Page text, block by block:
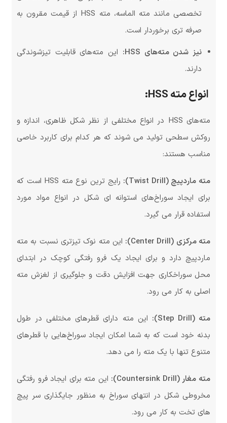
تخصصی مانند مته الماسه، مته HSS از قیمت مقرون به
صرفه تری برخوردار است.
نیز شدن مته‌های HSS:
این مته‌های قابلیت تیزشوندگی
دارند.
انواع مته HSS:
مته‌های HSS در انواع مختلفی از نظر شکل ظاهری، اندازه و
روکش سطحی تولید می شوند که هر کدام برای کاربرد خاصی
مناسب هستند:
مته ماردپیچ (Twist Drill):
رایج ترین نوع مته HSS است که
برای ایجاد سوراخ‌های استوانه ای شکل در انواع مواد مورد
استفاده قرار می گیرد.
مته مرکزی (Center Drill):
این مته نوک تیزتری نسبت به مته
ماردپیچ دارد و برای ایجاد یک فرو رفتگی کوچک در ابتدای
محل سوراخکاری جهت افزایش دقت و جلوگیری از لغزش مته
اصلی به کار می رود.
مته (Step Drill):
این مته دارای قطرهای مختلفی در طول
بدنه خود است که به شما امکان ایجاد سوراخ‌هایی با قطرهای
متنوع تنها با یک مته را می دهد.
مته مغار (Countersink Drill):
این مته برای ایجاد فرو رفتگی
مخروطی شکل در انتهای سوراخ به منظور جایگذاری سر پیچ
های تخت به کار می رود.